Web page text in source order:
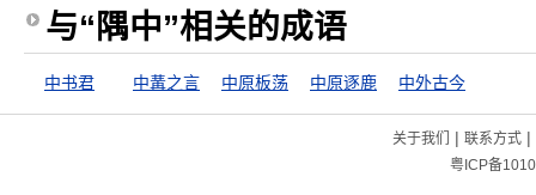
与“隅中”相关的成语
中书君 中冓之言 中原板荡 中原逐鹿 中外古今
关于我们 | 联系方式|
粤ICP备